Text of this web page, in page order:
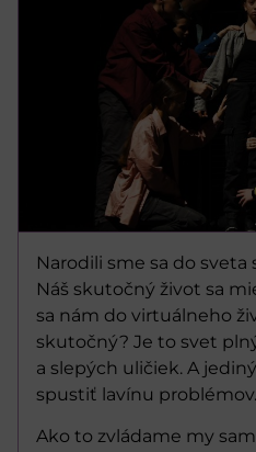
Narodili sme sa do
Náš skutočný život sa
sa nám do virtuálneho
skutočný? Je to svet
a slepých uličiek. A
spustiť lavínu
Ako to zvládame my